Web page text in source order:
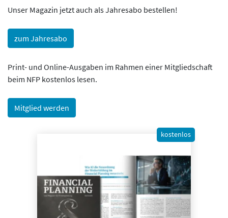
Unser Magazin jetzt auch als Jahresabo bestellen!
zum Jahresabo
Print- und Online-Ausgaben im Rahmen einer Mitgliedschaft
beim NFP kostenlos lesen.
Mitglied werden
kostenlos